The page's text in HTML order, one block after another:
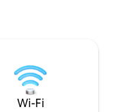
Wi-Fi